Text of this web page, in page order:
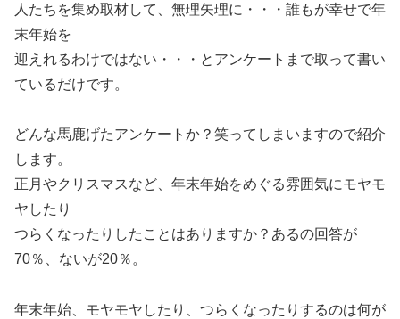
人たちを集め取材して、無理矢理に・・・誰もが幸せで年
末年始を
迎えれるわけではない・・・とアンケートまで取って書い
ているだけです。
どんな馬鹿げたアンケートか？笑ってしまいますので紹介
します。
正月やクリスマスなど、年末年始をめぐる雰囲気にモヤモ
ヤしたり
つらくなったりしたことはありますか？あるの回答が
70％、ないが20％。
年末年始、モヤモヤしたり、つらくなったりするのは何が